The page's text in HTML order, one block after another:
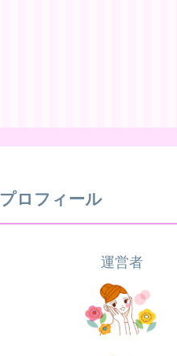
プロフィール
運営者